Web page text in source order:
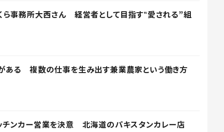
ら事務所大西さん 経営者として目指す‟愛される”組
ある 複数の仕事を生み出す兼業農家という働き方
ンカー営業を決意 北海道のパキスタンカレー店